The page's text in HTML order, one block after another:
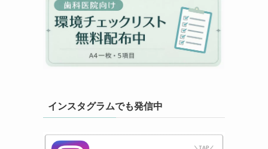
インスタグラムでも発信中